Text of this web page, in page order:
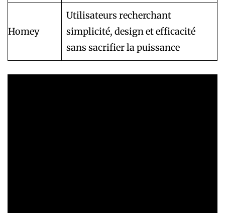
Homey
Utilisateurs recherchant
simplicité, design et efficacité
sans sacrifier la puissance